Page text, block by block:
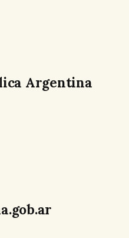
Argentina